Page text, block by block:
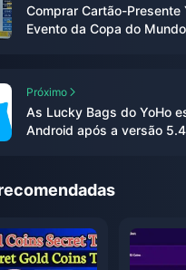
Comprar Cartão-Presente
Evento da Copa do
Próximo
As Lucky Bags do YoHo
Android após a versão